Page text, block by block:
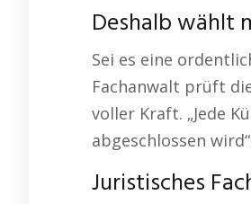
Deshalb wählt
Sei es eine
Fachanwalt prüft
voller Kraft. „Jede
abgeschlossen
Juristisches